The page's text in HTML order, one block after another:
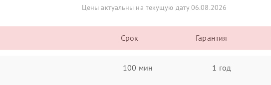
Цены актуальны на текущую дату 06.08.2026
Срок Гарантия
100 мин 1 год